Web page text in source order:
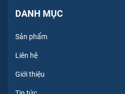
DANH MỤC
Sản phẩm
Liên hệ
Giới thiệu